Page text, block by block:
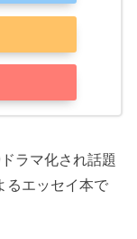
ラマ化され話題
るエッセイ本で